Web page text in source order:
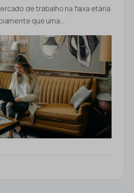
de trabalho na faixa etária
que uma…